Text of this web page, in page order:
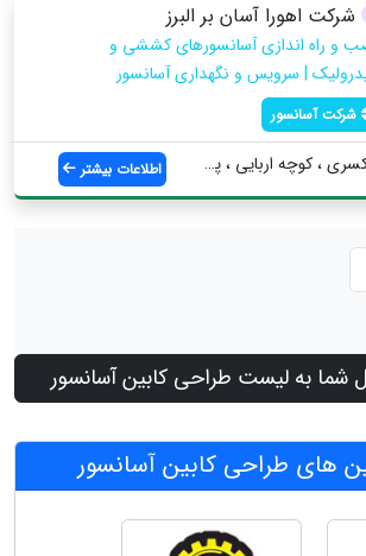
شرکت اهورا آسان بر البرز
و راه اندازی آسانسورهای کششی و
| سرویس و نگهداری آسانسور
شرکت آسانسور
، کوچه اربایی ، پل... اطلاعات بیشتر
شما به لیست طراحی کابین آسانسور
های طراحی کابین آسانسور